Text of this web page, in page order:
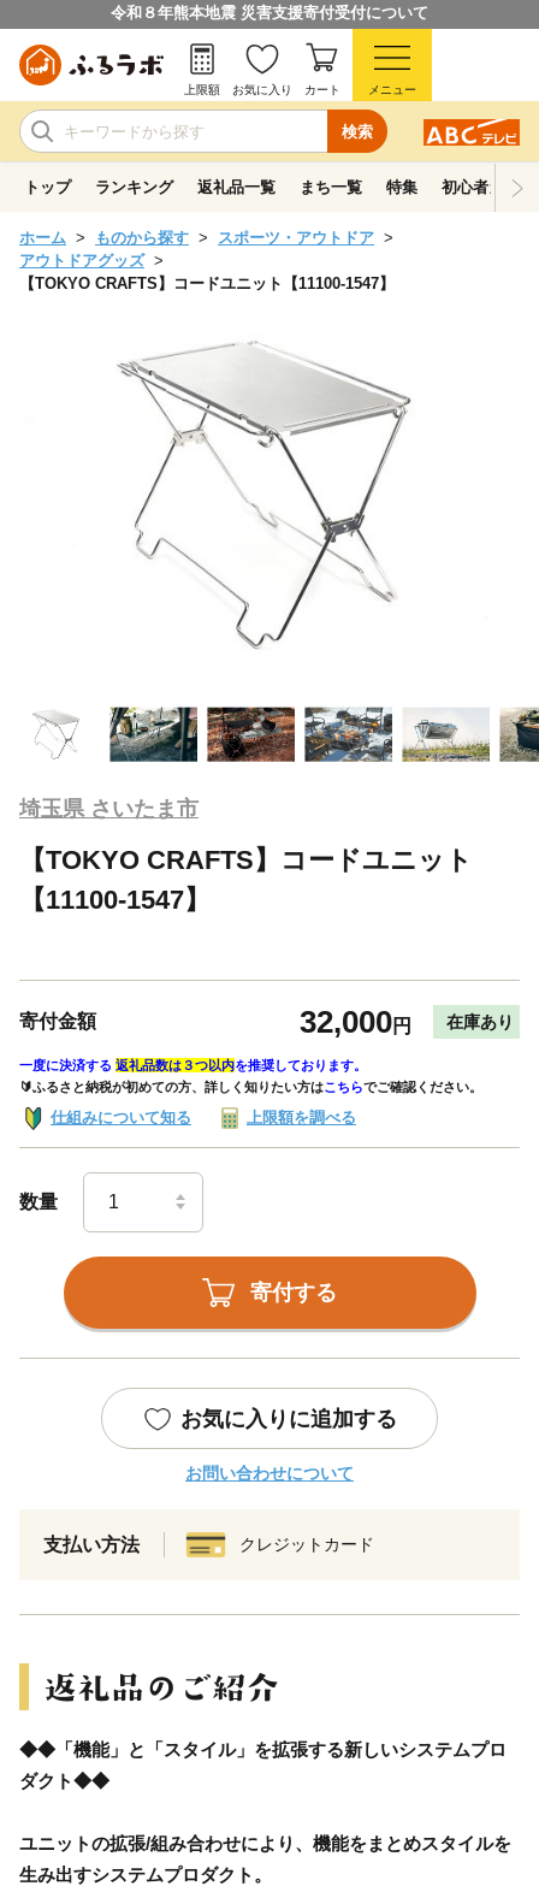
令和８年熊本地震 災害支援寄付受付について
検索
上限額 お気に入り カート メニュー
トップ ランキング 返礼品一覧 まち一覧 特集 初心者ガイド
ホーム ものから探す
スポーツ・アウトドア
アウトドアグッズ
【TOKYO CRAFTS】コードユニット【11100-1547】
埼玉県 さいたま市
【TOKYO CRAFTS】コードユニット
【11100-1547】
寄付金額 32,000円 在庫あり
一度に決済する 返礼品数は３つ以内を推奨しております。
🔰ふるさと納税が初めての方、詳しく知りたい方はこちらでご確認ください。
仕組みについて知る 上限額を調べる
数量
寄付する
お気に入りに追加する
お問い合わせについて
支払い方法 クレジットカード
◆◆「機能」と「スタイル」を拡張する新しいシステムプロ
ダクト◆◆
ユニットの拡張/組み合わせにより、機能をまとめスタイルを
生み出すシステムプロダクト。